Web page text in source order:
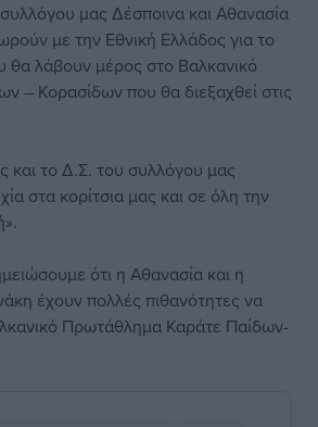
μας Δέσποινα και Αθανασία
με την Εθνική Ελλάδος για το
λάβουν μέρος στο Βαλκανικό
– Κορασίδων που θα διεξαχθεί στις
και το Δ.Σ. του συλλόγου μας
στα κορίτσια μας και σε όλη την
ότι η Αθανασία και η
έχουν πολλές πιθανότητες να
Πρωτάθλημα Καράτε Παίδων-